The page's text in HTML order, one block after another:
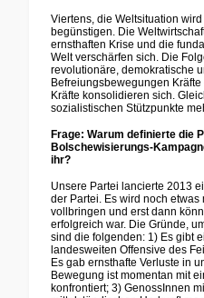
Viertens, die Weltsituation
begünstigen. Die
ernsthaften Krise und die
Welt verschärfen sich. Die
revolutionäre, demokratische
Befreiungsbewegungen
Kräfte konsolidieren sich.
sozialistischen Stützpunkte
Frage: Warum definierte die
Bolschewisierungs-
ihr?
Unsere Partei lancierte 2013
der Partei. Es wird noch
vollbringen und erst dann
erfolgreich war. Die Gründe,
sind die folgenden: 1) Es gibt
landesweiten Offensive des
Es gab ernsthafte Verluste in
Bewegung ist momentan mit
konfrontiert; 3) GenossInnen